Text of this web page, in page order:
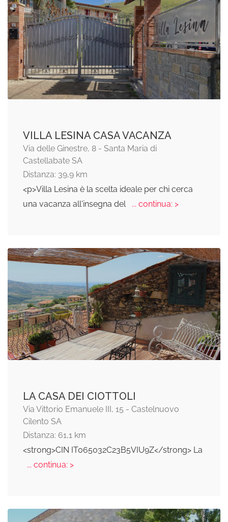
VILLA LESINA CASA VACANZA
Via delle Ginestre, 8 - Santa Maria di
Castellabate SA
Distanza: 39,9 km
<p>Villa Lesina è la scelta ideale per chi cerca
una vacanza all'insegna del
... continua: >
LA CASA DEI CIOTTOLI
Via Vittorio Emanuele III, 15 - Castelnuovo
Cilento SA
Distanza: 61,1 km
<strong>CIN IT065032C23B5VIU9Z</strong> La
... continua: >